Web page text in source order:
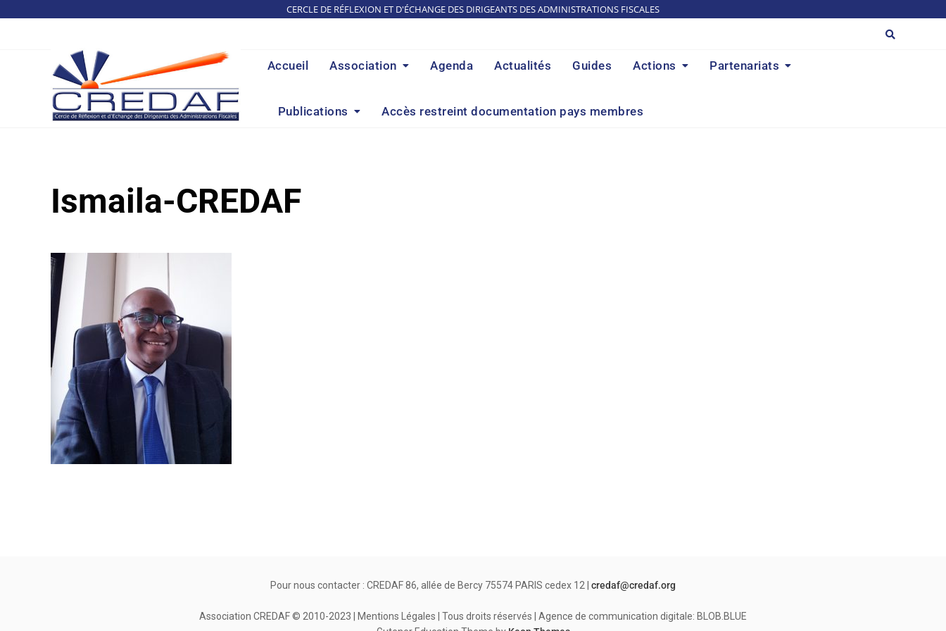
CERCLE DE RÉFLEXION ET D'ÉCHANGE DES DIRIGEANTS DES ADMINISTRATIONS FISCALES
Accueil Association Agenda Actualités Guides Actions Partenariats
Publications Accès restreint documentation pays membres
Ismaila-CREDAF
Pour nous contacter : CREDAF 86, allée de Bercy 75574 PARIS cedex 12 | credaf@credaf.org
Association CREDAF © 2010-2023 | Mentions Légales | Tous droits réservés | Agence de communication digitale: BLOB.BLUE